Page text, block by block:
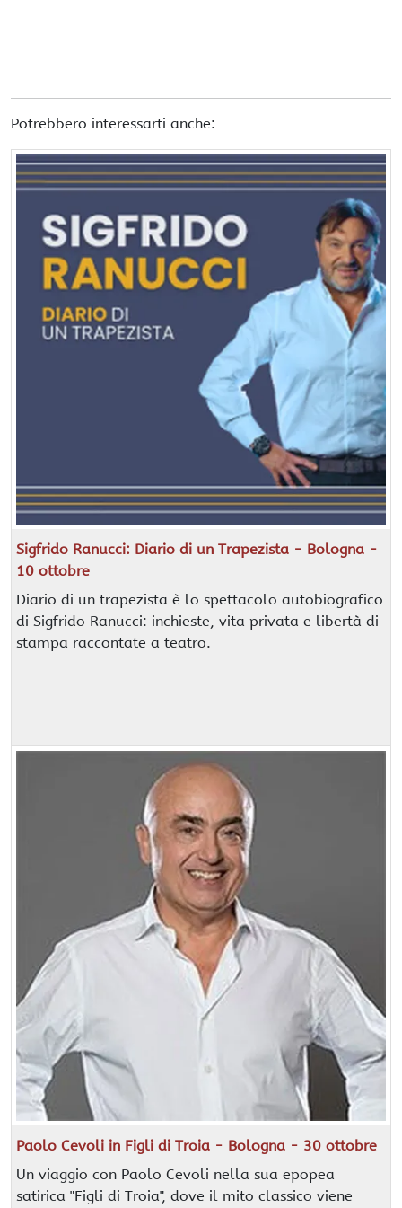
Potrebbero interessarti anche:
Sigfrido Ranucci: Diario di un Trapezista - Bologna -
10 ottobre
Diario di un trapezista è lo spettacolo autobiografico
di Sigfrido Ranucci: inchieste, vita privata e libertà di
stampa raccontate a teatro.
Paolo Cevoli in Figli di Troia - Bologna - 30 ottobre
Un viaggio con Paolo Cevoli nella sua epopea
satirica "Figli di Troia", dove il mito classico viene